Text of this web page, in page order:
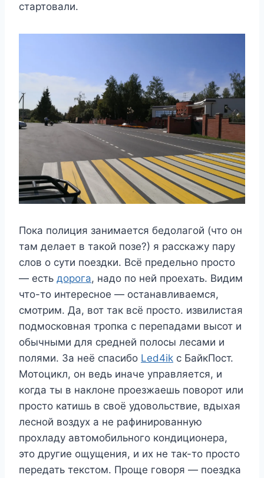
стартовали.
Пока полиция занимается бедолагой (что он
там делает в такой позе?) я расскажу пару
слов о сути поездки. Всё предельно просто
— есть дорога, надо по ней проехать. Видим
что-то интересное — останавливаемся,
смотрим. Да, вот так всё просто. извилистая
подмосковная тропка с перепадами высот и
обычными для средней полосы лесами и
полями. За неё спасибо Led4ik с БайкПост.
Мотоцикл, он ведь иначе управляется, и
когда ты в наклоне проезжаешь поворот или
просто катишь в своё удовольствие, вдыхая
лесной воздух а не рафинированную
прохладу автомобильного кондиционера,
это другие ощущения, и их не так-то просто
передать текстом. Проще говоря — поездка